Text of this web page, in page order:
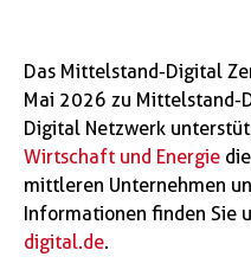
Das Mittelstand-Digital
Mai 2026 zu Mittelstand-
Digital Netzwerk
Wirtschaft und Energie
mittleren Unternehmen
Informationen finden Sie
digital.de.